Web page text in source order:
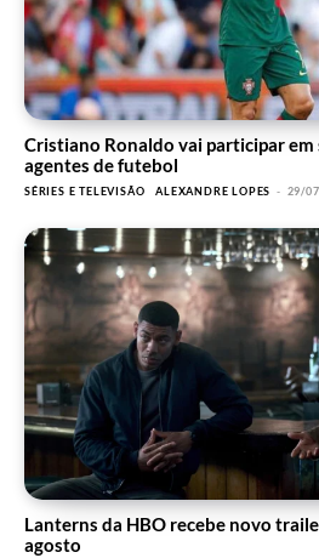
Cristiano Ronaldo vai participar em
agentes de futebol
SÉRIES E TELEVISÃO ALEXANDRE LOPES - 29/
Lanterns da HBO recebe novo
agosto